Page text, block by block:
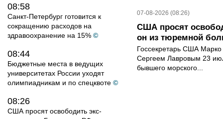
08:58
Санкт-Петербург готовится к
сокращению расходов на
здравоохранение на 15% ©
08:44
Бюджетные места в ведущих
университетах России уходят
олимпиадникам и по спецквоте ©
08:26
США просят освободить экс-
07-08-2026 (08:26)
США просят
он из тюремной
Госсекретарь США
Сергеем Лавровым 23
бывшего морского...